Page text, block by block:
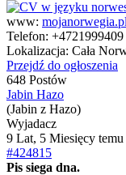
www:
Telefon: +4721999409
Lokalizacja: Cała
Przejdź do ogłoszenia
648 Postów
Jabin Hazo
(Jabin z Hazo)
Wyjadacz
9 Lat, 5 Miesięcy temu
#424815
Pis siega dna.